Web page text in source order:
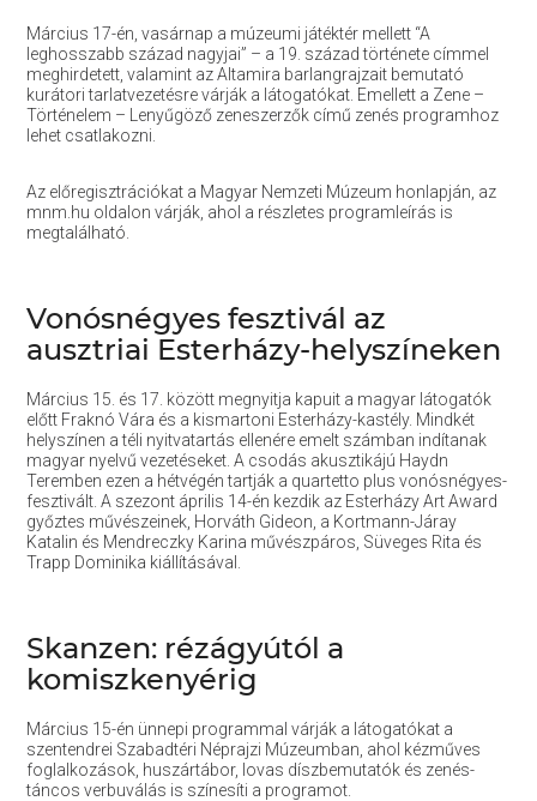
Március 17-én, vasárnap a múzeumi játéktér mellett “A
leghosszabb század nagyjai” – a 19. század története címmel
meghirdetett, valamint az Altamira barlangrajzait bemutató
kurátori tarlatvezetésre várják a látogatókat. Emellett a Zene –
Történelem – Lenyűgöző zeneszerzők című zenés programhoz
lehet csatlakozni.
Az előregisztrációkat a Magyar Nemzeti Múzeum honlapján, az
mnm.hu oldalon várják, ahol a részletes programleírás is
megtalálható.
Vonósnégyes fesztivál az
ausztriai Esterházy-helyszíneken
Március 15. és 17. között megnyitja kapuit a magyar látogatók
előtt Fraknó Vára és a kismartoni Esterházy-kastély. Mindkét
helyszínen a téli nyitvatartás ellenére emelt számban indítanak
magyar nyelvű vezetéseket. A csodás akusztikájú Haydn
Teremben ezen a hétvégén tartják a quartetto plus vonósnégyes-
fesztivált. A szezont április 14-én kezdik az Esterházy Art Award
győztes művészeinek, Horváth Gideon, a Kortmann-Járay
Katalin és Mendreczky Karina művészpáros, Süveges Rita és
Trapp Dominika kiállításával.
Skanzen: rézágyútól a
komiszkenyérig
Március 15-én ünnepi programmal várják a látogatókat a
szentendrei Szabadtéri Néprajzi Múzeumban, ahol kézműves
foglalkozások, huszártábor, lovas díszbemutatók és zenés-
táncos verbuválás is színesíti a programot.